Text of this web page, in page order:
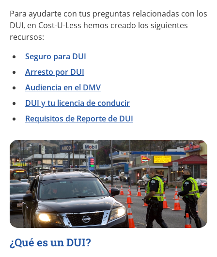
Para ayudarte con tus preguntas relacionadas con los
DUI, en Cost-U-Less hemos creado los siguientes
recursos:
Seguro para DUI
Arresto por DUI
Audiencia en el DMV
DUI y tu licencia de conducir
Requisitos de Reporte de DUI
¿Qué es un DUI?